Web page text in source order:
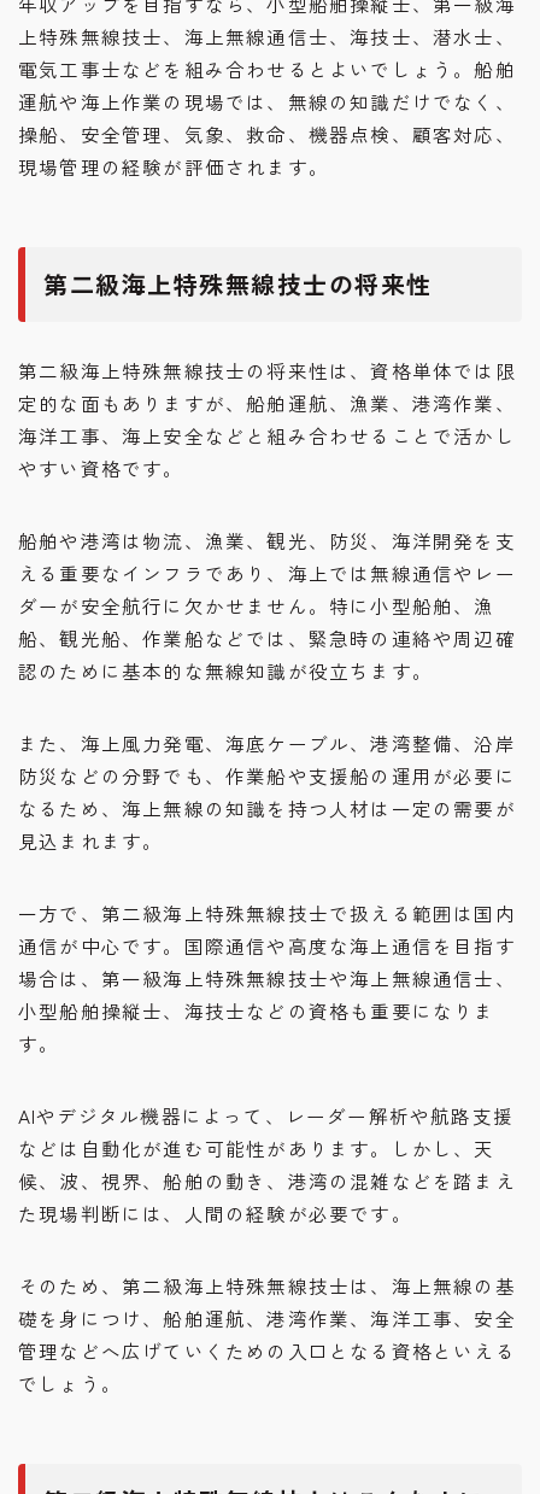
上特殊無線技士、海上無線通信士、海技士、潜水士、
電気工事士などを組み合わせるとよいでしょう。船舶
運航や海上作業の現場では、無線の知識だけでなく、
操船、安全管理、気象、救命、機器点検、顧客対応、
現場管理の経験が評価されます。
第二級海上特殊無線技士の将来性
第二級海上特殊無線技士の将来性は、資格単体では限
定的な面もありますが、船舶運航、漁業、港湾作業、
海洋工事、海上安全などと組み合わせることで活かし
やすい資格です。
船舶や港湾は物流、漁業、観光、防災、海洋開発を支
える重要なインフラであり、海上では無線通信やレー
ダーが安全航行に欠かせません。特に小型船舶、漁
船、観光船、作業船などでは、緊急時の連絡や周辺確
認のために基本的な無線知識が役立ちます。
また、海上風力発電、海底ケーブル、港湾整備、沿岸
防災などの分野でも、作業船や支援船の運用が必要に
なるため、海上無線の知識を持つ人材は一定の需要が
見込まれます。
一方で、第二級海上特殊無線技士で扱える範囲は国内
通信が中心です。国際通信や高度な海上通信を目指す
場合は、第一級海上特殊無線技士や海上無線通信士、
小型船舶操縦士、海技士などの資格も重要になりま
す。
AIやデジタル機器によって、レーダー解析や航路支援
などは自動化が進む可能性があります。しかし、天
候、波、視界、船舶の動き、港湾の混雑などを踏まえ
た現場判断には、人間の経験が必要です。
そのため、第二級海上特殊無線技士は、海上無線の基
礎を身につけ、船舶運航、港湾作業、海洋工事、安全
管理などへ広げていくための入口となる資格といえる
でしょう。